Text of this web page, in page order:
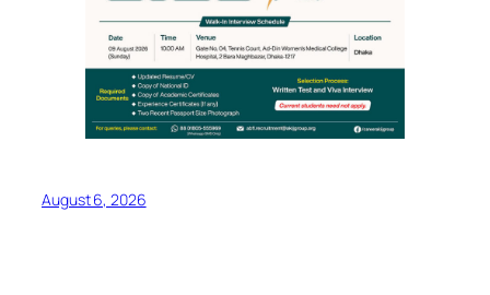
August 6, 2026